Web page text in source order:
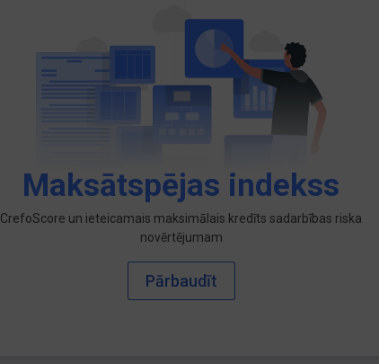
Maksātspējas indekss
CrefoScore un ieteicamais maksimālais kredīts sadarbības riska
novērtējumam
Pārbaudīt